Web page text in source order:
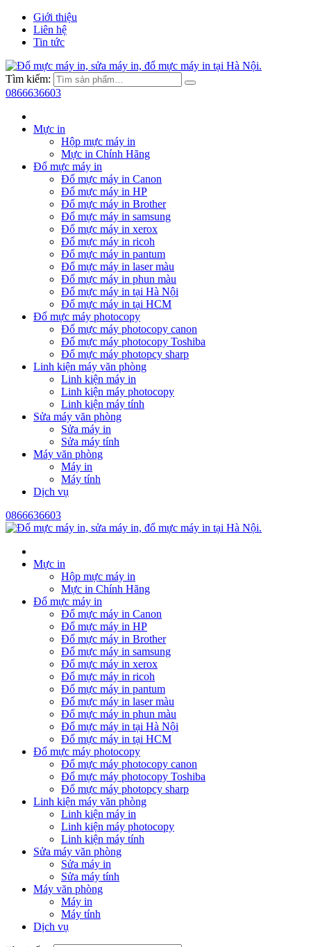
Giới thiệu
Liên hệ
Tin tức
Tìm kiếm:
0866636603
Mực in
Hộp mực máy in
Mực in Chính Hãng
Đổ mực máy in
Đổ mực máy in Canon
Đổ mực máy in HP
Đổ mực máy in Brother
Đổ mực máy in samsung
Đổ mực máy in xerox
Đổ mực máy in ricoh
Đổ mực máy in pantum
Đổ mực máy in laser màu
Đổ mực máy in phun màu
Đổ mực máy in tại Hà Nội
Đổ mực máy in tại HCM
Đổ mực máy photocopy
Đổ mực máy photocopy canon
Đổ mực máy photocopy Toshiba
Đổ mực máy photopcy sharp
Linh kiện máy văn phòng
Linh kiện máy in
Linh kiện máy photocopy
Linh kiện máy tính
Sửa máy văn phòng
Sửa máy in
Sửa máy tính
Máy văn phòng
Máy in
Máy tính
Dịch vụ
0866636603
Mực in
Hộp mực máy in
Mực in Chính Hãng
Đổ mực máy in
Đổ mực máy in Canon
Đổ mực máy in HP
Đổ mực máy in Brother
Đổ mực máy in samsung
Đổ mực máy in xerox
Đổ mực máy in ricoh
Đổ mực máy in pantum
Đổ mực máy in laser màu
Đổ mực máy in phun màu
Đổ mực máy in tại Hà Nội
Đổ mực máy in tại HCM
Đổ mực máy photocopy
Đổ mực máy photocopy canon
Đổ mực máy photocopy Toshiba
Đổ mực máy photopcy sharp
Linh kiện máy văn phòng
Linh kiện máy in
Linh kiện máy photocopy
Linh kiện máy tính
Sửa máy văn phòng
Sửa máy in
Sửa máy tính
Máy văn phòng
Máy in
Máy tính
Dịch vụ